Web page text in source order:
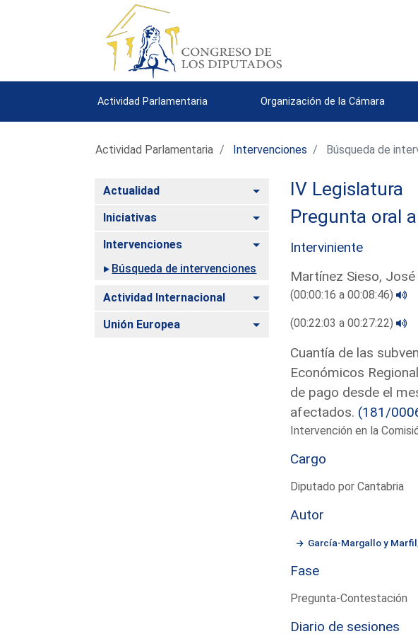
Actividad Parlamentaria Organización de la Cámara
Actividad Parlamentaria Intervenciones Búsqueda de
Actualidad Alternar
Iniciativas Alternar
Intervenciones
Alternar
Búsqueda de intervenciones
Actividad Internacional Alternar
Unión Europea Alternar
IV Legislatura
Pregunta oral
Interviniente
Martínez Sieso,
(00:00:16 a 00:08:46)
(00:22:03 a 00:27:22)
Cuantía de las
Económicos
de pago desde el
afectados. (181/
Intervención en la
Cargo
Diputado por Cantabria
Autor
García-Margallo y
Fase
Pregunta-Contestación
Diario de sesiones